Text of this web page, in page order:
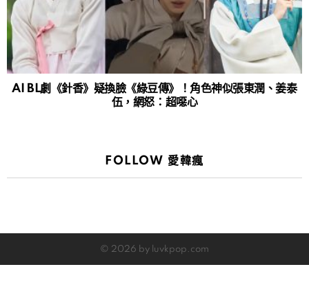
AI BL劇《針香》疑換臉《綠豆傳》！角色神似張東潤、姜泰
伍，網怒：超噁心
FOLLOW 愛韓瘋
© 2026 by luvkpop.com